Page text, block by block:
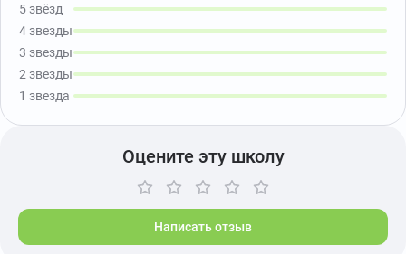
5 звёзд
4 звезды
3 звезды
2 звезды
1 звезда
Оцените эту школу
Написать отзыв